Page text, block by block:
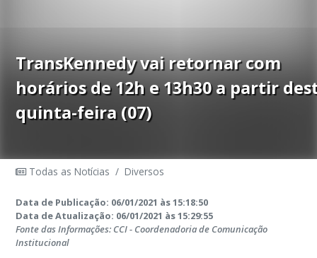
TransKennedy vai retornar com
horários de 12h e 13h30 a partir
quinta-feira (07)
Todas as Notícias / Diversos
Data de Publicação: 06/01/2021 às 15:18:50
Data de Atualização: 06/01/2021 às 15:29:55
Fonte das Informações: CCI - Coordenadoria de Comunicação
Institucional